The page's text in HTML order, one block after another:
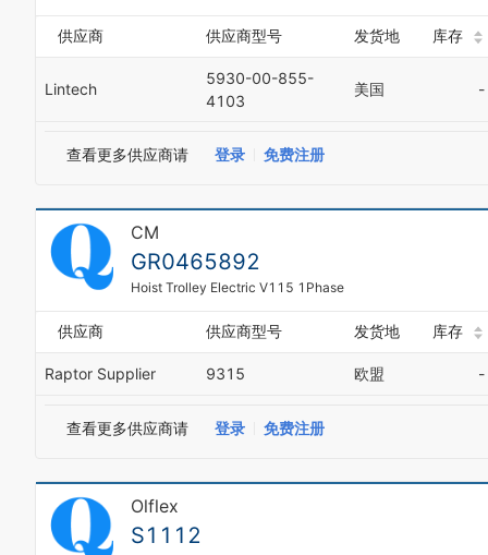
供应商 供应商型号 发货地 库存
Lintech
5930-00-855-
4103
美国 -
查看更多供应商请 登录 免费注册
CM
GR0465892
Hoist Trolley Electric V115 1Phase
供应商 供应商型号 发货地 库存
Raptor Supplier 9315 欧盟 -
查看更多供应商请 登录 免费注册
Olflex
S1112